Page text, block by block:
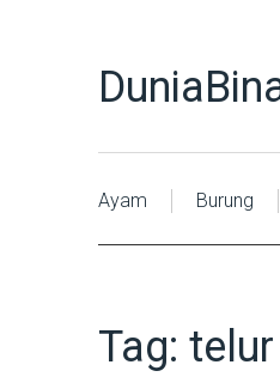
Ayam Burung
Tag: